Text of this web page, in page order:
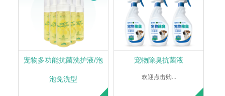
宠物多功能抗菌洗护液/泡
泡免洗型
宠物除臭抗菌液
欢迎点击购...